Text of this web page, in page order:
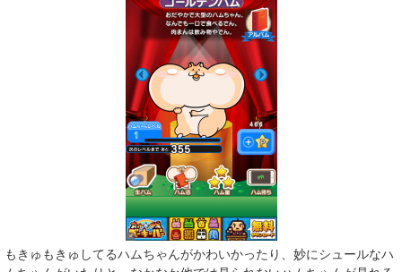
もきゅもきゅしてるハムちゃんがかわいかったり、妙にシュールなハ